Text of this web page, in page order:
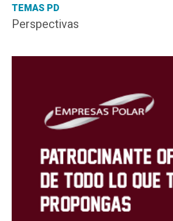
TEMAS PD
Perspectivas